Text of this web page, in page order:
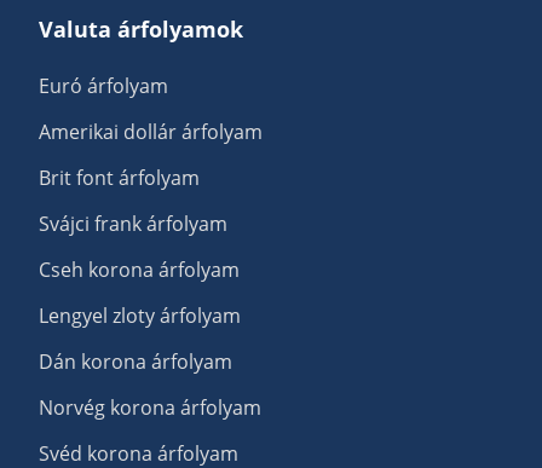
Valuta árfolyamok
Euró árfolyam
Amerikai dollár árfolyam
Brit font árfolyam
Svájci frank árfolyam
Cseh korona árfolyam
Lengyel zloty árfolyam
Dán korona árfolyam
Norvég korona árfolyam
Svéd korona árfolyam